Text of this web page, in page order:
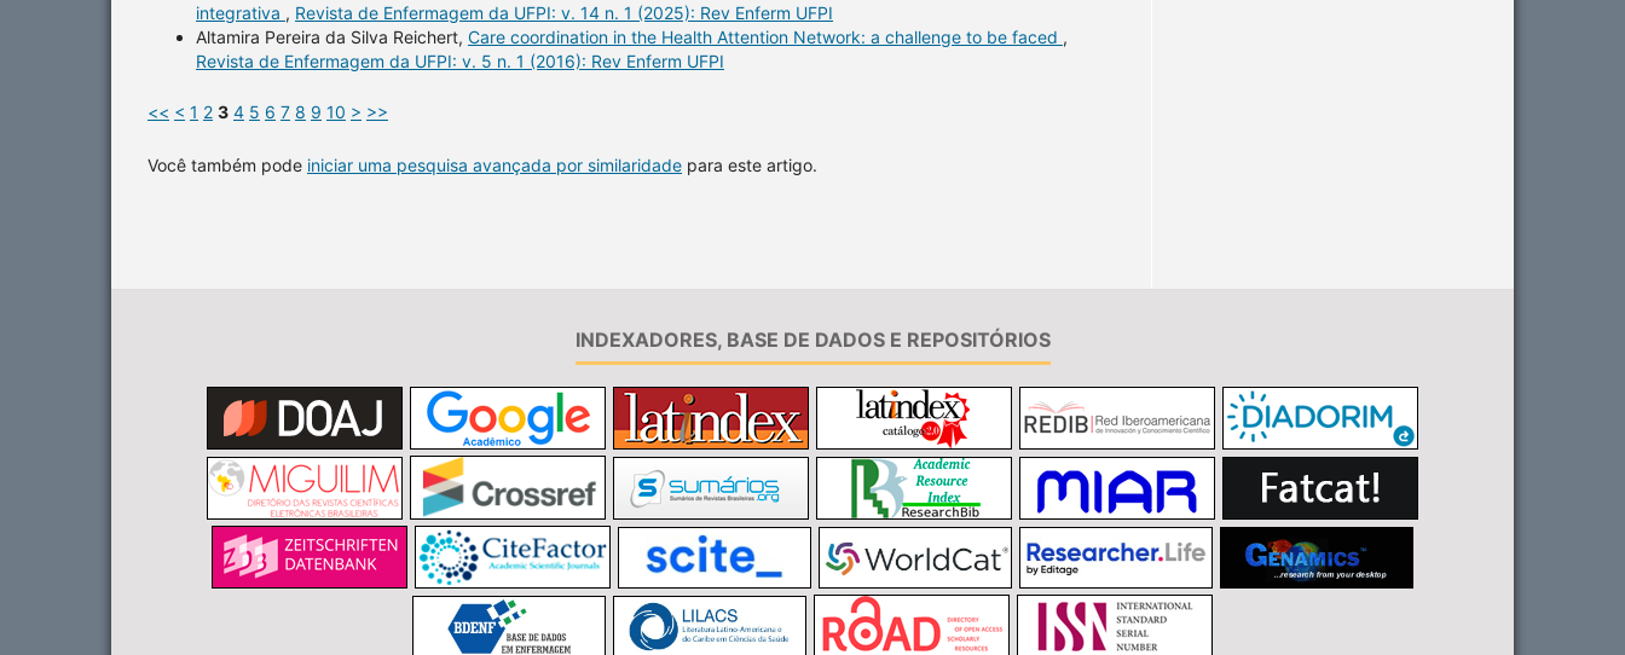
integrativa , Revista de Enfermagem da UFPI: v. 14 n. 1 (2025): Rev Enferm UFPI
Altamira Pereira da Silva Reichert, Care coordination in the Health Attention Network: a challenge to be faced ,
Revista de Enfermagem da UFPI: v. 5 n. 1 (2016): Rev Enferm UFPI
<< < 1 2 3 4 5 6 7 8 9 10 > >>
Você também pode iniciar uma pesquisa avançada por similaridade para este artigo.
INDEXADORES, BASE DE DADOS E REPOSITÓRIOS